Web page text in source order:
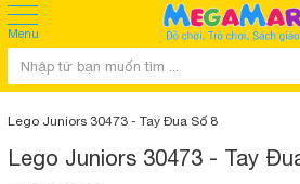
Menu
Lego Juniors 30473 - Tay Đua Số 8
Lego Juniors 30473 - Tay